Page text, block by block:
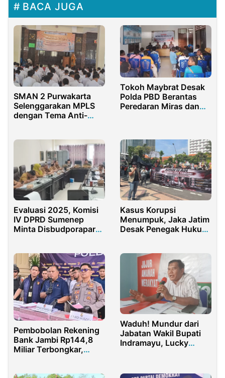
BACA JUGA
SMAN 2 Purwakarta
Selenggarakan MPLS
dengan Tema Anti-
Tokoh Maybrat Desak
Polda PBD Berantas
Peredaran Miras dan
Evaluasi 2025, Komisi
IV DPRD Sumenep
Minta Disbudporapar
Kasus Korupsi
Menumpuk, Jaka Jatim
Desak Penegak Hukum
Pembobolan Rekening
Bank Jambi Rp144,8
Miliar Terbongkar,
Waduh! Mundur dari
Jabatan Wakil Bupati
Indramayu, Lucky